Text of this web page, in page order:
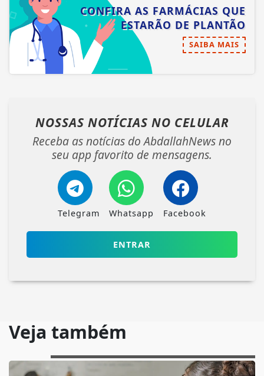
CONFIRA AS FARMÁCIAS QUE
ESTARÃO DE PLANTÃO
SAIBA MAIS
NOSSAS NOTÍCIAS NO CELULAR
Receba as notícias do AbdallahNews no
seu app favorito de mensagens.
Telegram Whatsapp Facebook
ENTRAR
Veja também